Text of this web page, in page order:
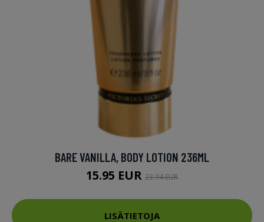
BARE VANILLA, BODY LOTION 236ML
15.95 EUR 23.94 EUR
LISÄTIETOJA